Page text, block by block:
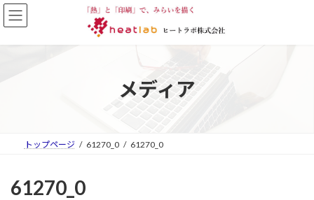
コ
ン
ン
ナ
ビ
ー
メディア
トップページ 61270_0 61270_0
61270_0